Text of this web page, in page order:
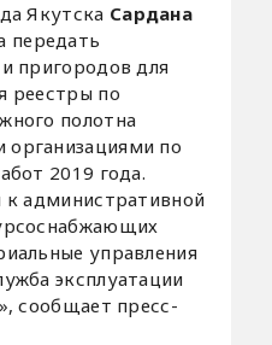
Якутска Сардана
передать
пригородов для
реестры по
полотна
по
2019 года.
к административной
управления
эксплуатации
сообщает пресс-